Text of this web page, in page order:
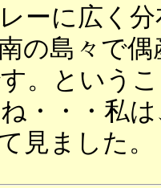
ーに広く
の島々で偶
。という
・・・私
見ました。